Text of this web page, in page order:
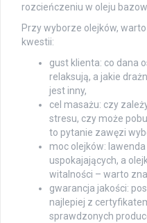
rozcieńczeniu w oleju
Przy wyborze olejków,
kwestii:
gust klienta: co dana
relaksują, a jakie
jest inny,
cel masażu: czy
stresu, czy może
to pytanie zawęzi
moc olejków: lawenda
uspokajających, a
witalności – warto
gwarancja jakości:
najlepiej z
sprawdzonych